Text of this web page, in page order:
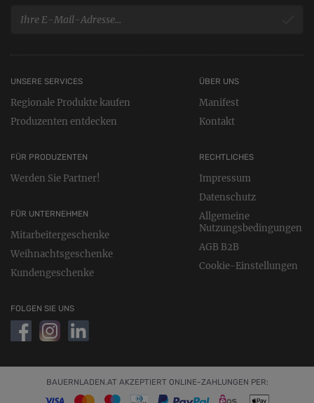
UNSERE SERVICES
Regionale Produkte kaufen
Produzenten entdecken
FÜR PRODUZENTEN
Werden Sie Partner!
FÜR UNTERNEHMEN
Mitarbeitergeschenke
Weihnachtsgeschenke
Kundengeschenke
RECHTLICHES
Impressum
Datenschutz
Allgemeine
Nutzungsbedingungen
AGB B2B
Cookie-Einstellungen
ÜBER UNS
Manifest
Kontakt
FOLGEN SIE UNS
BAUERNLADEN.AT AKZEPTIERT ONLINE-ZAHLUNGEN PER: